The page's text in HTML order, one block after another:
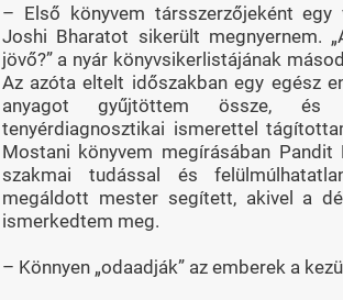
– Első könyvem társszerzőjeként
Joshi Bharatot sikerült megnyernem.
jövő?” a nyár könyvsikerlistájának
Az azóta eltelt időszakban egy egész
anyagot gyűjtöttem össze, és
tenyérdiagnosztikai ismerettel
Mostani könyvem megírásában Pandit
szakmai tudással és
megáldott mester segített, akivel a
ismerkedtem meg.
– Könnyen „odaadják” az emberek a